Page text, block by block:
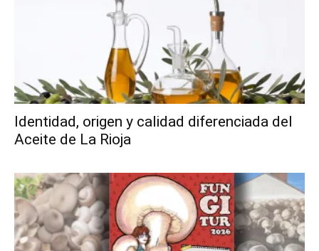
Identidad, origen y calidad diferenciada del
Aceite de La Rioja